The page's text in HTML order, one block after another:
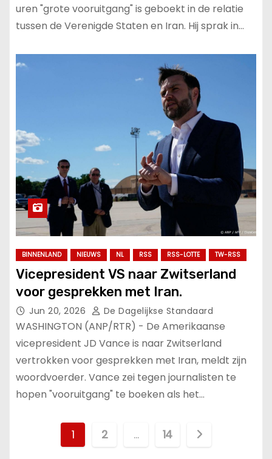
uren "grote vooruitgang" is geboekt in de relatie
tussen de Verenigde Staten en Iran. Hij sprak in…
BINNENLAND NIEUWS NL RSS RSS-LOTTE TW-RSS
Vicepresident VS naar Zwitserland
voor gesprekken met Iran.
Jun 20, 2026 De Dagelijkse Standaard
WASHINGTON (ANP/RTR) - De Amerikaanse
vicepresident JD Vance is naar Zwitserland
vertrokken voor gesprekken met Iran, meldt zijn
woordvoerder. Vance zei tegen journalisten te
hopen "vooruitgang" te boeken als het…
1 2 … 14